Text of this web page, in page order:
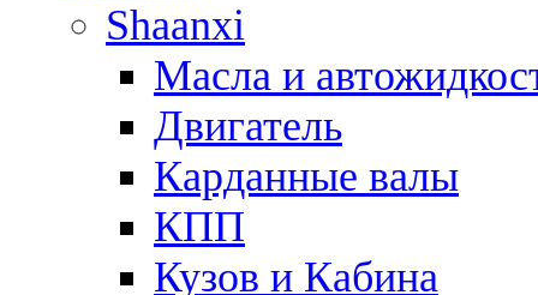
Shaanxi
Масла и
Двигатель
Карданные валы
КПП
Кузов и Кабина